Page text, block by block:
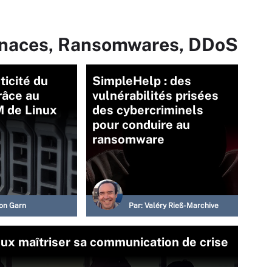
Ransomwares, DDoS
du
au
de Linux
Garn
SimpleHelp : des
vulnérabilités prisées
des cybercriminels
pour conduire au
ransomware
Par: Valéry Rieß-Marchive
maîtriser sa communication de crise